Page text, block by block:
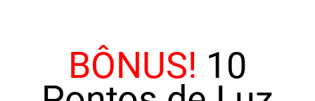
BÔNUS! 10